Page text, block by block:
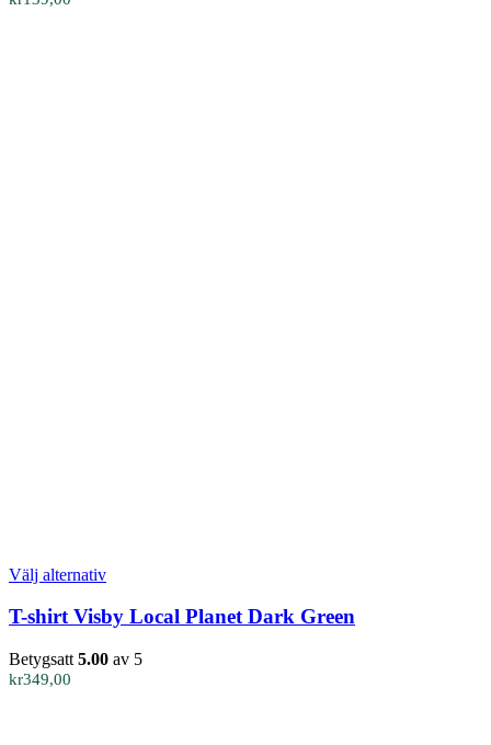
Välj alternativDen
produkten
har
flera
T-shirt Visby Local Planet Dark Green
Betygsatt 5.00 av 5
kr349,00